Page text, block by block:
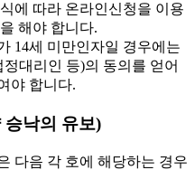
에 따라 온라인신청을 이용
해야 합니다.
14세 미만인자일 경우에는
대리인 등)의 동의를 얻어
야 합니다.
승낙의 유보)
다음 각 호에 해당하는 경우